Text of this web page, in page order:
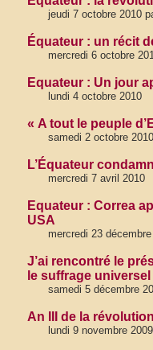
jeudi 7 octobre 2010
Équateur : un récit
mercredi 6 octobre
Equateur : Un jour
lundi 4 octobre 2010
« A tout le peuple
samedi 2 octobre 2010
L’Équateur
mercredi 7 avril 2010
Equateur : Correa
USA
mercredi 23
J’ai rencontré le
le suffrage universel
samedi 5 décembre
An III de la
lundi 9 novembre 2009